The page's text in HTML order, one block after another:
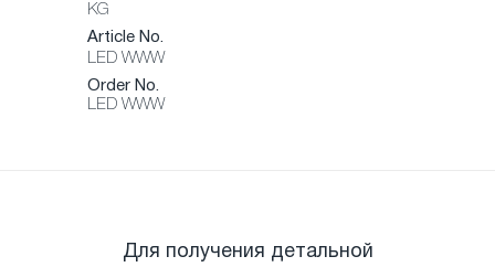
KG
Article No.
LED WWW
Order No.
LED WWW
Для получения детальной